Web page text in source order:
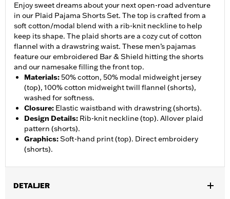
Enjoy sweet dreams about your next open-road adventure
in our Plaid Pajama Shorts Set. The top is crafted from a
soft cotton/modal blend with a rib-knit neckline to help
keep its shape. The plaid shorts are a cozy cut of cotton
flannel with a drawstring waist. These men’s pajamas
feature our embroidered Bar & Shield hitting the shorts
and our namesake filling the front top.
Materials:50% cotton, 50% modal midweight jersey
(top), 100% cotton midweight twill flannel (shorts),
washed for softness.
Closure: Elastic waistband with drawstring (shorts).
Design Details: Rib-knit neckline (top). Allover plaid
pattern (shorts).
Graphics:Soft-hand print (top). Direct embroidery
(shorts).
DETALJER